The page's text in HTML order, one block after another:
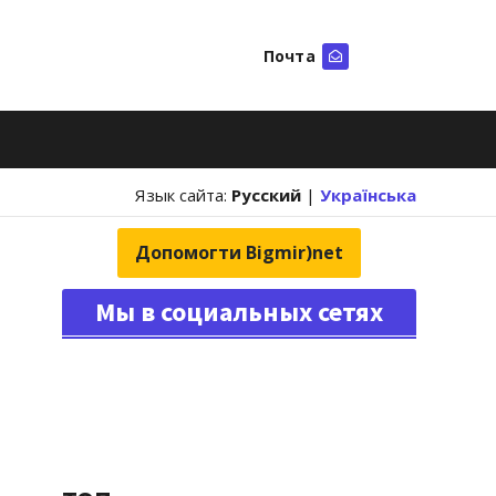
Почта
Язык сайта: Русский | Українська
Допомогти Bigmir)net
Мы в социальных сетях